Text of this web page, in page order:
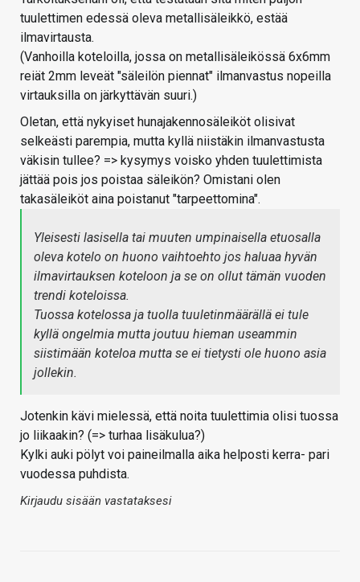
tuulettimen edessä oleva metallisäleikkö, estää
ilmavirtausta.
(Vanhoilla koteloilla, jossa on metallisäleikössä 6x6mm
reiät 2mm leveät "säleilön piennat" ilmanvastus nopeilla
virtauksilla on järkyttävän suuri.)
Oletan, että nykyiset hunajakennosäleiköt olisivat
selkeästi parempia, mutta kyllä niistäkin ilmanvastusta
väkisin tullee? => kysymys voisko yhden tuulettimista
jättää pois jos poistaa säleikön? Omistani olen
takasäleiköt aina poistanut "tarpeettomina".
Yleisesti lasisella tai muuten umpinaisella etuosalla
oleva kotelo on huono vaihtoehto jos haluaa hyvän
ilmavirtauksen koteloon ja se on ollut tämän vuoden
trendi koteloissa.
Tuossa kotelossa ja tuolla tuuletinmäärällä ei tule
kyllä ongelmia mutta joutuu hieman useammin
siistimään koteloa mutta se ei tietysti ole huono asia
jollekin.
Jotenkin kävi mielessä, että noita tuulettimia olisi tuossa
jo liikaakin? (=> turhaa lisäkulua?)
Kylki auki pölyt voi paineilmalla aika helposti kerra- pari
vuodessa puhdista.
Kirjaudu sisään vastataksesi